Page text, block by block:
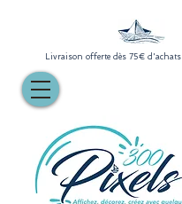
Livraison offerte dès 75€ d'achats